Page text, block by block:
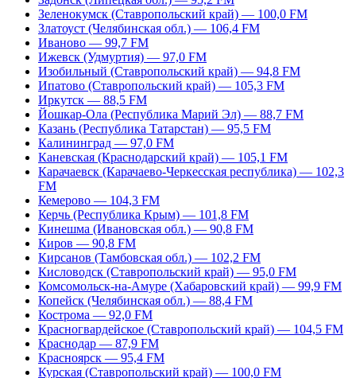
Зеленокумск (Ставропольский край) — 100,0 FM
Златоуст (Челябинская обл.) — 106,4 FM
Иваново — 99,7 FM
Ижевск (Удмуртия) — 97,0 FM
Изобильный (Ставропольский край) — 94,8 FM
Ипатово (Ставропольский край) — 105,3 FM
Иркутск — 88,5 FM
Йошкар-Ола (Республика Марий Эл) — 88,7 FM
Казань (Республика Татарстан) — 95,5 FM
Калининград — 97,0 FM
Каневская (Краснодарский край) — 105,1 FM
Карачаевск (Карачаево-Черкесская республика) — 102,3
FM
Кемерово — 104,3 FM
Керчь (Республика Крым) — 101,8 FM
Кинешма (Ивановская обл.) — 90,8 FM
Киров — 90,8 FM
Кирсанов (Тамбовская обл.) — 102,2 FM
Кисловодск (Ставропольский край) — 95,0 FM
Комсомольск-на-Амуре (Хабаровский край) — 99,9 FM
Копейск (Челябинская обл.) — 88,4 FM
Кострома — 92,0 FM
Красногвардейское (Ставропольский край) — 104,5 FM
Краснодар — 87,9 FM
Красноярск — 95,4 FM
Курская (Ставропольский край) — 100,0 FM